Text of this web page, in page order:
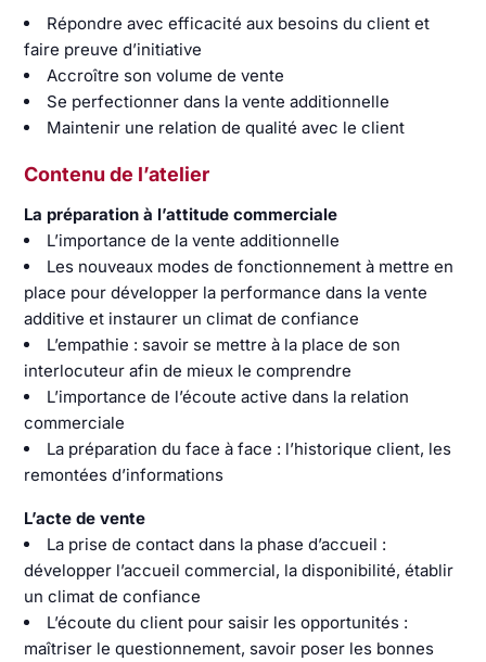
Répondre avec efficacité aux besoins du client et
faire preuve d’initiative
Accroître son volume de vente
Se perfectionner dans la vente additionnelle
Maintenir une relation de qualité avec le client
Contenu de l’atelier
La préparation à l’attitude commerciale
L’importance de la vente additionnelle
Les nouveaux modes de fonctionnement à mettre en
place pour développer la performance dans la vente
additive et instaurer un climat de confiance
L’empathie : savoir se mettre à la place de son
interlocuteur afin de mieux le comprendre
L’importance de l’écoute active dans la relation
commerciale
La préparation du face à face : l’historique client, les
remontées d’informations
L’acte de vente
La prise de contact dans la phase d’accueil :
développer l’accueil commercial, la disponibilité, établir
un climat de confiance
L’écoute du client pour saisir les opportunités :
maîtriser le questionnement, savoir poser les bonnes